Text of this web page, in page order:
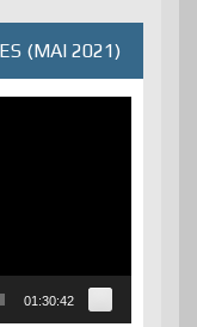
(MAI 2021)
01:30:42